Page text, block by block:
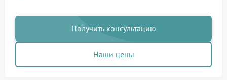
Получить консультацию
Наши цены